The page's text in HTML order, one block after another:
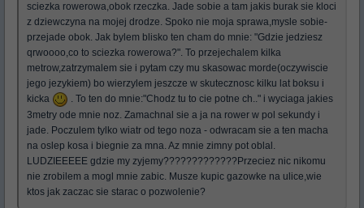
sciezka rowerowa,obok rzeczka. Jade sobie a tam jakis burak sie kloci
z dziewczyna na mojej drodze. Spoko nie moja sprawa,mysle sobie-
przejade obok. Jak bylem blisko ten cham do mnie: "Gdzie jedziesz
qrwoooo,co to sciezka rowerowa?". To przejechalem kilka
metrow,zatrzymalem sie i pytam czy mu skasowac morde(oczywiscie
jego jezykiem) bo wierzylem jeszcze w skutecznosc kilku lat boksu i
kicka
. To ten do mnie:"Chodz tu to cie potne ch.." i wyciaga jakies
3metry ode mnie noz. Zamachnal sie a ja na rower w pol sekundy i
jade. Poczulem tylko wiatr od tego noza - odwracam sie a ten macha
na oslep kosa i biegnie za mna. Az mnie zimny pot oblal.
LUDZIEEEEE gdzie my zyjemy?????????????Przeciez nic nikomu
nie zrobilem a mogl mnie zabic. Musze kupic gazowke na ulice,wie
ktos jak zaczac sie starac o pozwolenie?